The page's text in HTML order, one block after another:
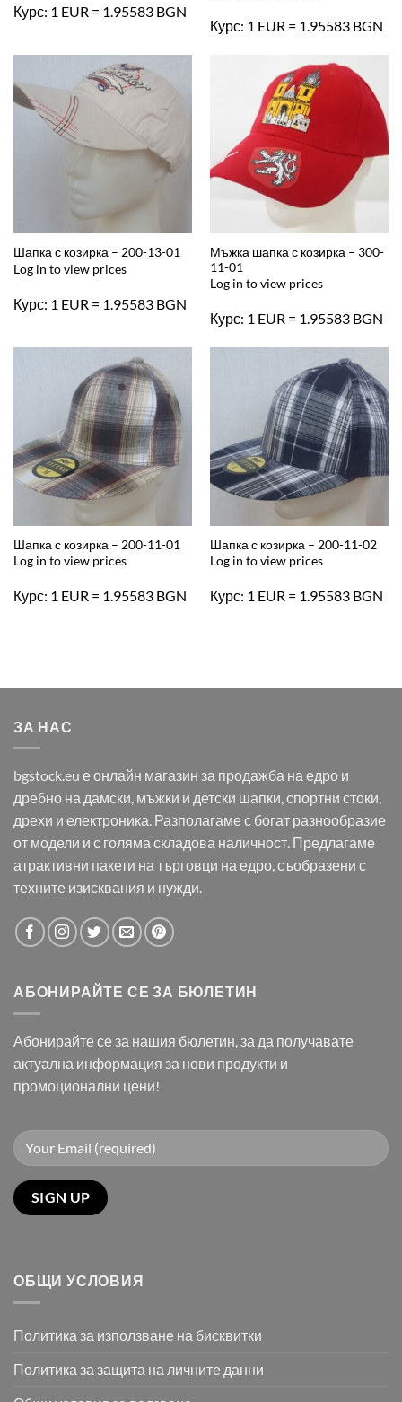
Курс: 1 EUR = 1.95583 BGN
Курс: 1 EUR = 1.95583 BGN
Шапка с козирка – 200-13-01
Log in to view prices
Курс: 1 EUR = 1.95583 BGN
Мъжка шапка с козирка – 300-
11-01
Log in to view prices
Курс: 1 EUR = 1.95583 BGN
Шапка с козирка – 200-11-01
Log in to view prices
Курс: 1 EUR = 1.95583 BGN
Шапка с козирка – 200-11-02
Log in to view prices
Курс: 1 EUR = 1.95583 BGN
ЗА НАС
bgstock.eu е онлайн магазин за продажба на едро и
дребно на дамски, мъжки и детски шапки, спортни стоки,
дрехи и електроника. Разполагаме с богат разнообразие
от модели и с голяма складова наличност. Предлагаме
атрактивни пакети на търговци на едро, съобразени с
техните изисквания и нужди.
АБОНИРАЙТЕ СЕ ЗА БЮЛЕТИН
Абонирайте се за нашия бюлетин, за да получавате
актуална информация за нови продукти и
промоционални цени!
ОБЩИ УСЛОВИЯ
Политика за използване на бисквитки
Политика за защита на личните данни